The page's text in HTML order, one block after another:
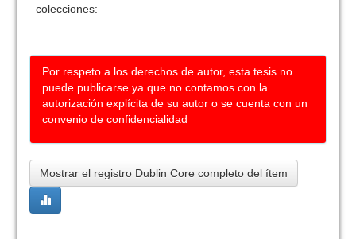
colecciones:
Por respeto a los derechos de autor, esta tesis no
puede publicarse ya que no contamos con la
autorización explícita de su autor o se cuenta con un
convenio de confidencialidad
Mostrar el registro Dublin Core completo del ítem